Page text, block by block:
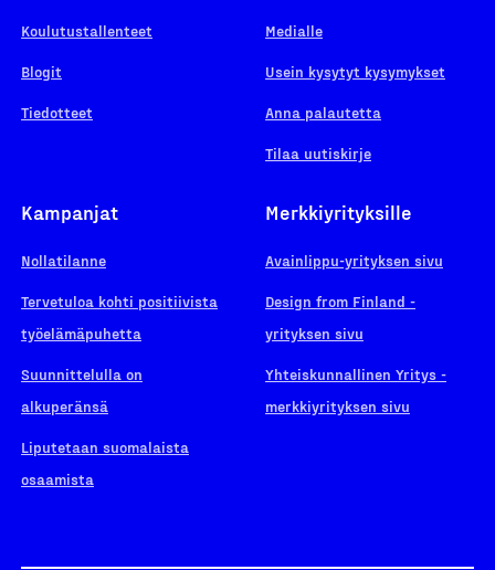
Koulutustallenteet
Blogit
Tiedotteet
Medialle
Usein kysytyt kysymykset
Anna palautetta
Tilaa uutiskirje
Kampanjat
Nollatilanne
Tervetuloa kohti positiivista
työelämäpuhetta
Suunnittelulla on
alkuperänsä
Liputetaan suomalaista
osaamista
Merkkiyrityksille
Avainlippu-yrityksen sivu
Design from Finland -
yrityksen sivu
Yhteiskunnallinen Yritys -
merkkiyrityksen sivu